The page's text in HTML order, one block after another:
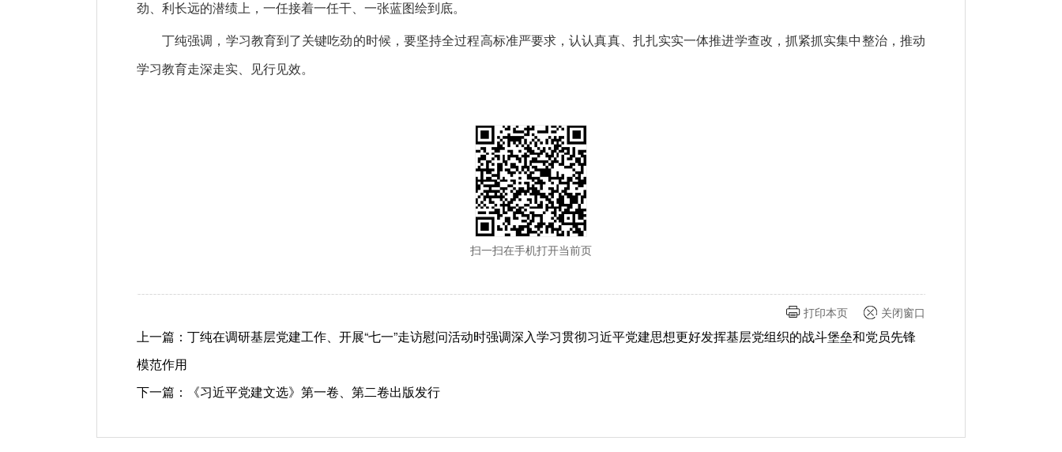
劲、利长远的潜绩上，一任接着一任干、一张蓝图绘到底。
丁纯强调，学习教育到了关键吃劲的时候，要坚持全过程高标准严要求，认认真真、扎扎实实一体推进学查改，抓紧抓实集中整治，推动
学习教育走深走实、见行见效。
扫一扫在手机打开当前页
打印本页 关闭窗口
上一篇： 丁纯在调研基层党建工作、开展“七一”走访慰问活动时强调深入学习贯彻习近平党建思想更好发挥基层党组织的战斗堡垒和党员先锋
模范作用
下一篇：
《习近平党建文选》第一卷、第二卷出版发行